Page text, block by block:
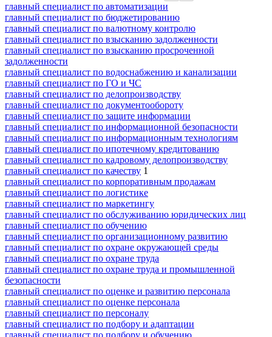
главный специалист по автоматизации
главный специалист по бюджетированию
главный специалист по валютному контролю
главный специалист по взысканию задолженности
главный специалист по взысканию просроченной
задолженности
главный специалист по водоснабжению и канализации
главный специалист по ГО и ЧС
главный специалист по делопроизводству
главный специалист по документообороту
главный специалист по защите информации
главный специалист по информационной безопасности
главный специалист по информационным технологиям
главный специалист по ипотечному кредитованию
главный специалист по кадровому делопроизводству
главный специалист по качеству 1
главный специалист по корпоративным продажам
главный специалист по логистике
главный специалист по маркетингу
главный специалист по обслуживанию юридических лиц
главный специалист по обучению
главный специалист по организационному развитию
главный специалист по охране окружающей среды
главный специалист по охране труда
главный специалист по охране труда и промышленной
безопасности
главный специалист по оценке и развитию персонала
главный специалист по оценке персонала
главный специалист по персоналу
главный специалист по подбору и адаптации
главный специалист по подбору и обучению